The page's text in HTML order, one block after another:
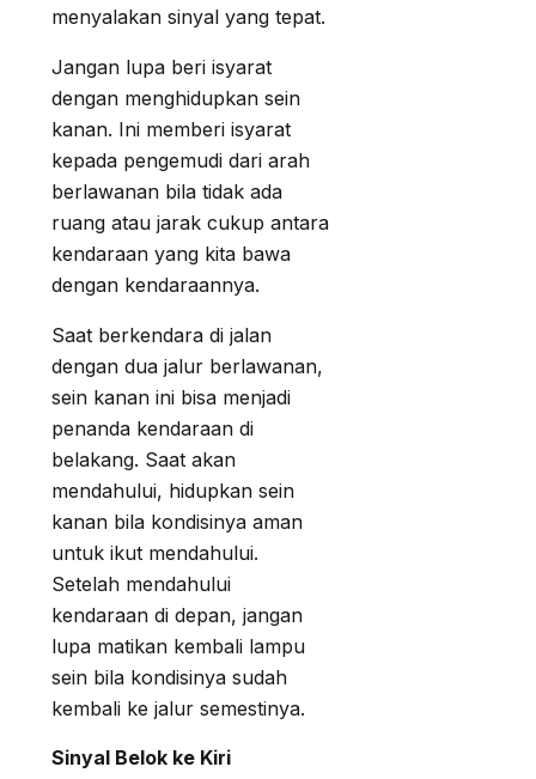
menyalakan sinyal yang tepat.
Jangan lupa beri isyarat
dengan menghidupkan sein
kanan. Ini memberi isyarat
kepada pengemudi dari arah
berlawanan bila tidak ada
ruang atau jarak cukup antara
kendaraan yang kita bawa
dengan kendaraannya.
Saat berkendara di jalan
dengan dua jalur berlawanan,
sein kanan ini bisa menjadi
penanda kendaraan di
belakang. Saat akan
mendahului, hidupkan sein
kanan bila kondisinya aman
untuk ikut mendahului.
Setelah mendahului
kendaraan di depan, jangan
lupa matikan kembali lampu
sein bila kondisinya sudah
kembali ke jalur semestinya.
Sinyal Belok ke Kiri